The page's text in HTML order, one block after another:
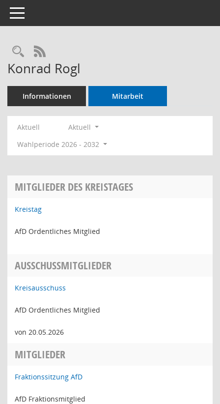
Toggle navigation
Rechercheauswahl
RSS-Feed
Konrad Rogl
Informationen Mitarbeit
Aktuell
Aktuell
Wahlperiode 2026 - 2032
MITGLIEDER DES KREISTAGES
Kreistag
AfD Ordentliches Mitglied
AUSSCHUSSMITGLIEDER
Kreisausschuss
AfD Ordentliches Mitglied
von 20.05.2026
MITGLIEDER
Fraktionssitzung AfD
AfD Fraktionsmitglied